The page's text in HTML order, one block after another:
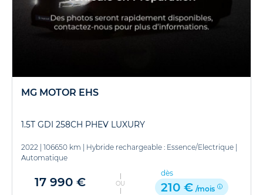
MG MOTOR EHS
1.5T GDI 258CH PHEV LUXURY
2022 106650 km Hybride rechargeable : Essence/Electrique
Automatique
17 990 € OU
dès
210 € /mois